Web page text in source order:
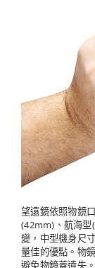
望遠鏡依照物鏡
(42mm)、航海型
變，中型機身尺
量佳的優點。物
避免物鏡蓋遺失。